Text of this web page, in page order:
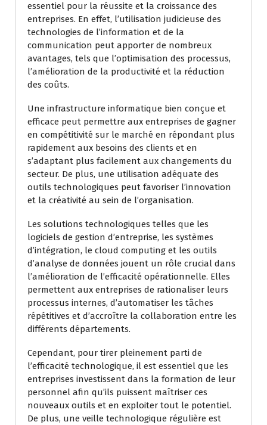
essentiel pour la réussite et la croissance des
entreprises. En effet, l’utilisation judicieuse des
technologies de l’information et de la
communication peut apporter de nombreux
avantages, tels que l’optimisation des processus,
l’amélioration de la productivité et la réduction
des coûts.
Une infrastructure informatique bien conçue et
efficace peut permettre aux entreprises de gagner
en compétitivité sur le marché en répondant plus
rapidement aux besoins des clients et en
s’adaptant plus facilement aux changements du
secteur. De plus, une utilisation adéquate des
outils technologiques peut favoriser l’innovation
et la créativité au sein de l’organisation.
Les solutions technologiques telles que les
logiciels de gestion d’entreprise, les systèmes
d’intégration, le cloud computing et les outils
d’analyse de données jouent un rôle crucial dans
l’amélioration de l’efficacité opérationnelle. Elles
permettent aux entreprises de rationaliser leurs
processus internes, d’automatiser les tâches
répétitives et d’accroître la collaboration entre les
différents départements.
Cependant, pour tirer pleinement parti de
l’efficacité technologique, il est essentiel que les
entreprises investissent dans la formation de leur
personnel afin qu’ils puissent maîtriser ces
nouveaux outils et en exploiter tout le potentiel.
De plus, une veille technologique régulière est